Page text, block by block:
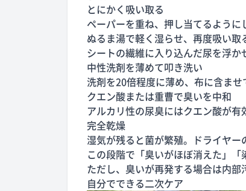
とにかく吸い取る
ペーパーを重ね、押し当てるように
ぬるま湯で軽く湿らせ、再度吸い取
シートの繊維に入り込んだ尿を浮か
中性洗剤を薄めて叩き洗い
洗剤を20倍程度に薄め、布に含ませ
クエン酸または重曹で臭いを中和
アルカリ性の尿臭にはクエン酸が有
完全乾燥
湿気が残ると菌が繁殖。ドライヤー
この段階で「臭いがほぼ消えた」「
ただし、臭いが再発する場合は内部
自分でできる二次ケア